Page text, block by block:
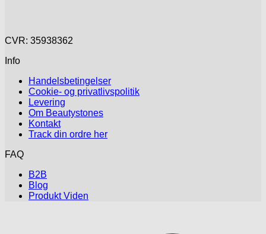
CVR: 35938362
Info
Handelsbetingelser
Cookie- og privatlivspolitik
Levering
Om Beautystones
Kontakt
Track din ordre her
FAQ
B2B
Blog
Produkt Viden